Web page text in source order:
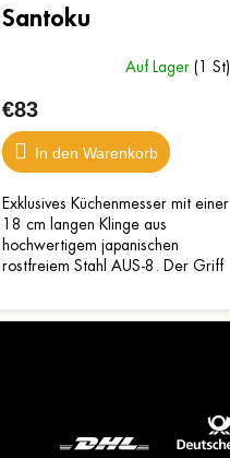
Santoku
Auf Lager (1 St)
€83
In den Warenkorb
Exklusives Küchenmesser mit einer
18 cm langen Klinge aus
hochwertigem japanischen
rostfreiem Stahl AUS-8. Der Griff
stabil, langlebig und angenehm...